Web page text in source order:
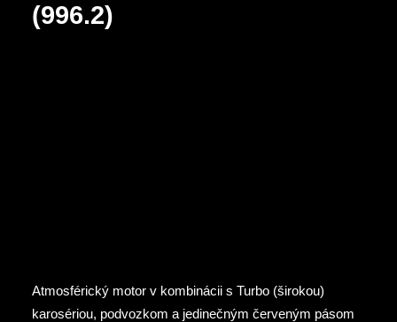
(996.2)
Atmosférický motor v kombinácii s Turbo (širokou)
karosériou, podvozkom a jedinečným červeným pásom